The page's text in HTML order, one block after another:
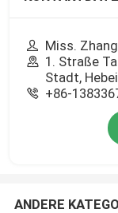
Miss. Zhang
1. Straße
Stadt,
+86-
ANDERE